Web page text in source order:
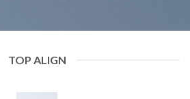
TOP ALIGN